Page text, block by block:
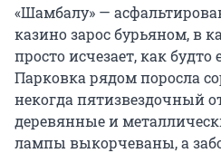
«Шамбалу» —
казино зарос бурьяном, в
просто исчезает, как
Парковка рядом поросла
некогда пятизвездочный
деревянные и
лампы выкорчеваны, а